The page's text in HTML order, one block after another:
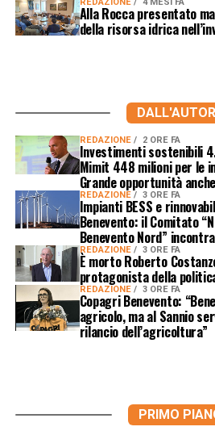
Alla Rocca presentato
della risorsa idrica
REDAZIONE 2 ORE FA
Investimenti sostenibili
Mimit 448 milioni per le
Grande opportunità
REDAZIONE 3 ORE FA
Impianti BESS e
Benevento: il Comitato
Benevento Nord”
REDAZIONE 3 ORE FA
È morto Roberto
protagonista della
REDAZIONE 3 ORE FA
Copagri Benevento:
agricolo, ma al Sannio
rilancio dell’agricoltura”
PRIMO